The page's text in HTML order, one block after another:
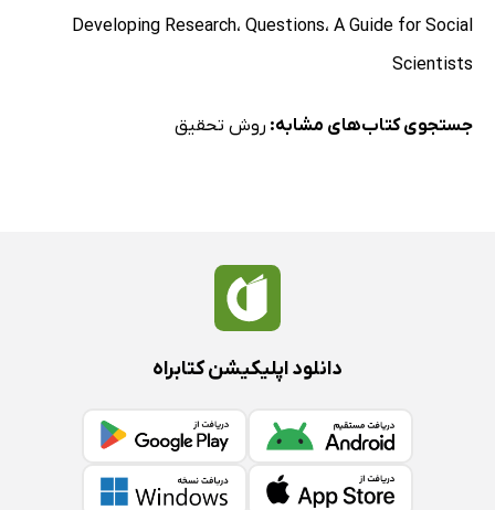
Developing Research، Questions، A Guide for Social
Scientists
جستجوی کتاب‌های مشابه: روش تحقیق
دانلود اپلیکیشن کتابراه